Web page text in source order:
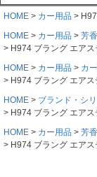
HOME カー用品
HOME
カー用品 芳
H974 ブラング エア
HOME
カー用品 カ
H974 ブラング エア
HOME
ブランド・シ
H974 ブラング エア
HOME
カー用品 芳
H974 ブラング エア